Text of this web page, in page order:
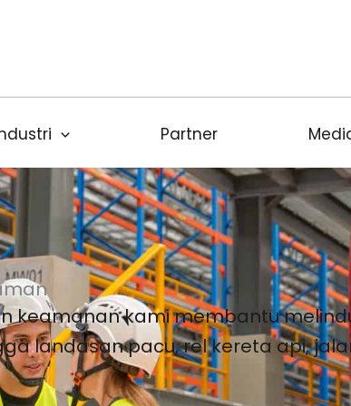
Partner
keamanan kami membantu
landasan pacu, rel kereta api,